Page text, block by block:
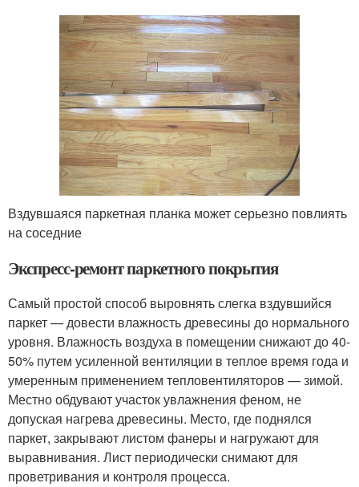
Вздувшаяся паркетная планка может серьезно повлиять
на соседние
Экспресс-ремонт паркетного покрытия
Самый простой способ выровнять слегка вздувшийся
паркет — довести влажность древесины до нормального
уровня. Влажность воздуха в помещении снижают до 40-
50% путем усиленной вентиляции в теплое время года и
умеренным применением тепловентиляторов — зимой.
Местно обдувают участок увлажнения феном, не
допуская нагрева древесины. Место, где поднялся
паркет, закрывают листом фанеры и нагружают для
выравнивания. Лист периодически снимают для
проветривания и контроля процесса.